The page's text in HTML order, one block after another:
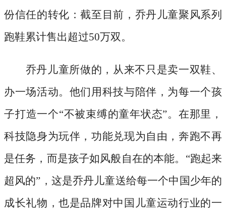
份信任的转化：截至目前，乔丹儿童聚风系列
跑鞋累计售出超过50万双。
乔丹儿童所做的，从来不只是卖一双鞋、
办一场活动。他们用科技与陪伴，为每一个孩
子打造一个“不被束缚的童年状态”。在那里，
科技隐身为玩伴，功能兑现为自由，奔跑不再
是任务，而是孩子如风般自在的本能。“跑起来
超风的”，这是乔丹儿童送给每一个中国少年的
成长礼物，也是品牌对中国儿童运动行业的一